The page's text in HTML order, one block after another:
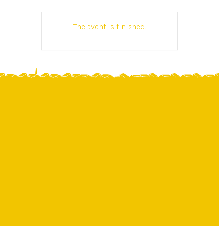
The event is finished.